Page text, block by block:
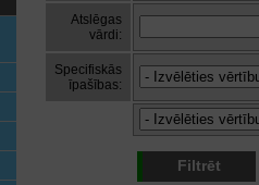
Atslēgas
vārdi:
Specifiskās
īpašības:
Filtrēt